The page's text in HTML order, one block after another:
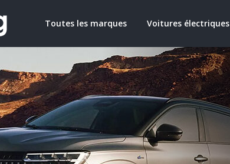
Toutes les marques Voitures électriques